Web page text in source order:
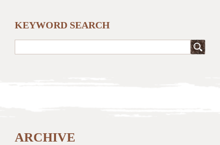
KEYWORD SEARCH
ARCHIVE